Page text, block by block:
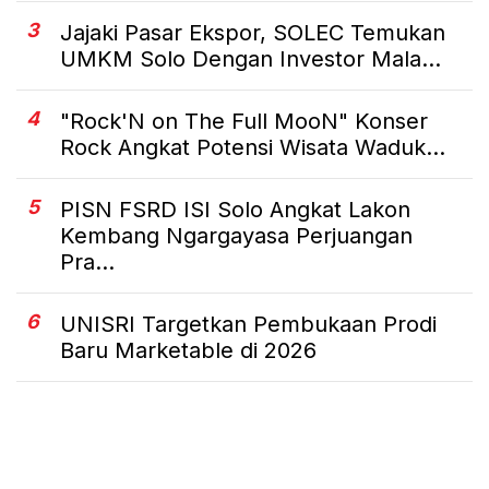
3
Jajaki Pasar Ekspor, SOLEC Temukan
UMKM Solo Dengan Investor Mala...
4
"Rock'N on The Full MooN" Konser
Rock Angkat Potensi Wisata Waduk...
5
PISN FSRD ISI Solo Angkat Lakon
Kembang Ngargayasa Perjuangan
Pra...
6
UNISRI Targetkan Pembukaan Prodi
Baru Marketable di 2026